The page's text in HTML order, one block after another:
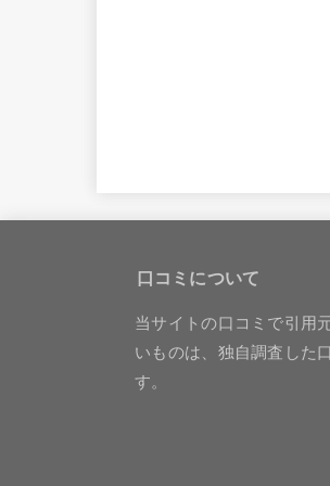
口コミについて
当サイトの口コミで引用
いものは、独自調査した
す。